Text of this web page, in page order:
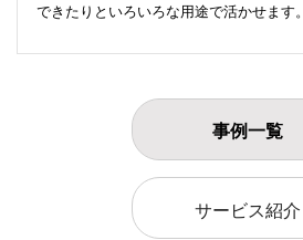
できたりといろいろな用途で活かせます。
事例一覧
サービス紹介